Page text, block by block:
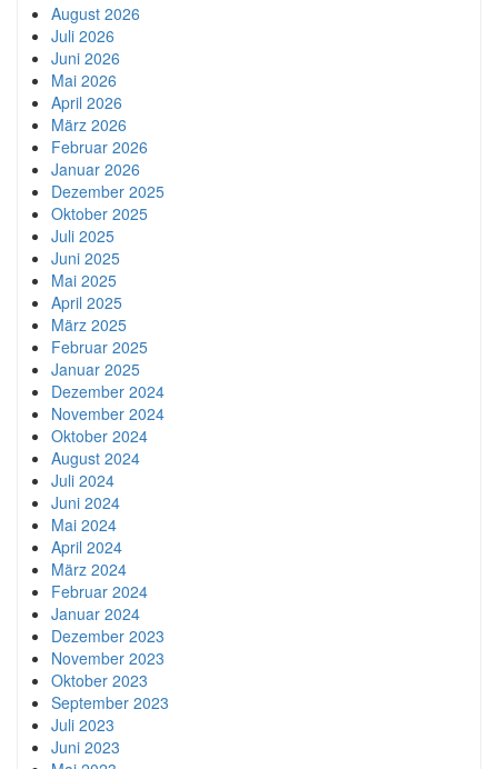
August 2026
Juli 2026
Juni 2026
Mai 2026
April 2026
März 2026
Februar 2026
Januar 2026
Dezember 2025
Oktober 2025
Juli 2025
Juni 2025
Mai 2025
April 2025
März 2025
Februar 2025
Januar 2025
Dezember 2024
November 2024
Oktober 2024
August 2024
Juli 2024
Juni 2024
Mai 2024
April 2024
März 2024
Februar 2024
Januar 2024
Dezember 2023
November 2023
Oktober 2023
September 2023
Juli 2023
Juni 2023